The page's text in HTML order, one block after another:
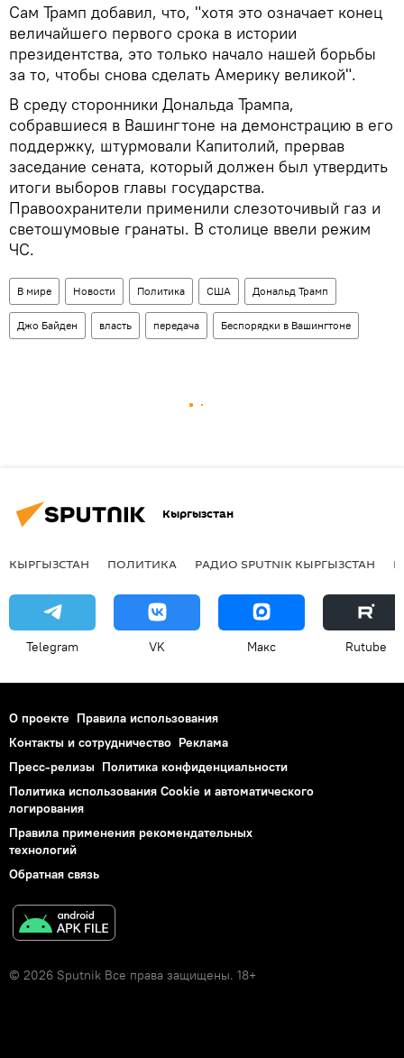
Сам Трамп добавил, что, "хотя это означает конец
величайшего первого срока в истории
президентства, это только начало нашей борьбы
за то, чтобы снова сделать Америку великой".
В среду сторонники Дональда Трампа,
собравшиеся в Вашингтоне на демонстрацию в его
поддержку, штурмовали Капитолий, прервав
заседание сената, который должен был утвердить
итоги выборов главы государства.
Правоохранители применили слезоточивый газ и
светошумовые гранаты. В столице ввели режим
ЧС.
В мире Новости Политика США Дональд Трамп
Джо Байден власть передача Беспорядки в Вашингтоне
Кыргызстан
КЫРГЫЗСТАН ПОЛИТИКА РАДИО SPUTNIK КЫРГЫЗСТАН
Telegram VK Макс Rutube
О проекте Правила использования
Контакты и сотрудничество Реклама
Пресс-релизы Политика конфиденциальности
Политика использования Cookie и автоматического
логирования
Правила применения рекомендательных
технологий
Обратная связь
© 2026 Sputnik Все права защищены. 18+